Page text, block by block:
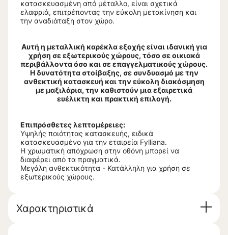
κατασκευασμένη από μέταλλο, είναι σχετικά
ελαφριά, επιτρέποντας την εύκολη μετακίνηση και
την αναδιάταξη στον χώρο.
Αυτή η μεταλλική καρέκλα εξοχής είναι ιδανική για
χρήση σε εξωτερικούς χώρους, τόσο σε οικιακά
περιβάλλοντα όσο και σε επαγγελματικούς χώρους.
Η δυνατότητα στοίβαξης, σε συνδυασμό με την
ανθεκτική κατασκευή και την εύκολη διακόσμηση
με μαξιλάρια, την καθιστούν μια εξαιρετικά
ευέλικτη και πρακτική επιλογή.
Επιπρόσθετες λεπτομέρειες:
Υψηλής ποιότητας κατασκευής, ειδικά
κατασκευασμένο για την εταιρεία Fylliana.
Η χρωματική απόχρωση στην οθόνη μπορεί να
διαφέρει από τα πραγματικά.
Μεγάλη ανθεκτικότητα - Κατάλληλη για χρήση σε
εξωτερικούς χώρους.
Χαρακτηριστικά